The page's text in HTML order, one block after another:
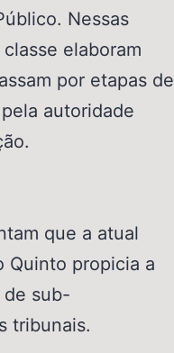
Nessas
elaboram
por etapas de
autoridade
que a atual
Quinto propicia a
de sub-
tribunais.